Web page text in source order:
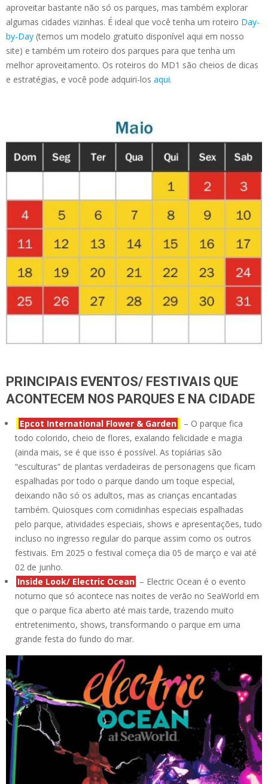
aproveitar bastante não só os parques, mas também explorar
algumas cidades vizinhas. É ideal que você tenha um roteiro Day-
by-Day (temos um modelo gratuito disponível aqui em nosso
site) e também um roteiro dos parques para que tenha um
melhor aproveitamento. Os roteiros do MD1 são cheios de dicas
e estratégias, e você pode adquiri-los aqui.
PRINCIPAIS EVENTOS/ FESTIVAIS QUE
ACONTECEM NOS PARQUES E NA CIDADE
Epcot International Flower & Garden
– O parque fica
todo colorido, cheio de flores, exalando felicidade e magia
(ainda mais, se é que isso é possível. As topiárias são
“esculturas” de plantas verdadeiras de personagens que ficam
espalhadas por todo o parque dando um toque especial,
deixando não só os adultos, mas as crianças encantadas
também. Quiosques com comidinhas especiais espalhadas
pelo parque, atividades especiais, shows e apresentações, tudo
incluso no ingresso regular do parque assim como os outros
festivais. Em 2025 o festival começa dia 05 de março e vai até
02 de junho.
Inside Look/ Electric Ocean – Electric Ocean é o evento
noturno que só acontece nas noites de verão no SeaWorld em
que o parque fica aberto até mais tarde, trazendo muito
entretenimento, shows, transformando o parque em uma
grande festa do fundo do mar.